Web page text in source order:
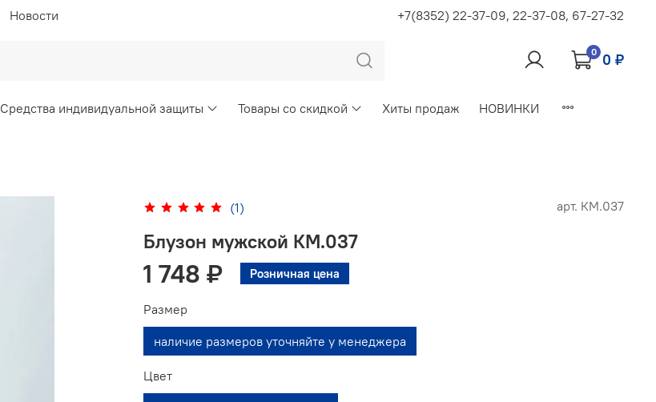
Новости +7(8352) 22-37-09, 22-37-08, 67-27-32
0 0 ₽
Средства индивидуальной защиты Товары со скидкой Хиты продаж НОВИНКИ
(1) арт. КМ.037
Блузон мужской КМ.037
1 748 ₽ Розничная цена
Размер
наличие размеров уточняйте у менеджера
Цвет